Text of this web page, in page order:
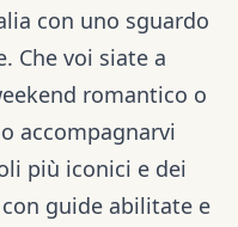
con uno sguardo
Che voi siate a
romantico o
accompagnarvi
più iconici e dei
guide abilitate e